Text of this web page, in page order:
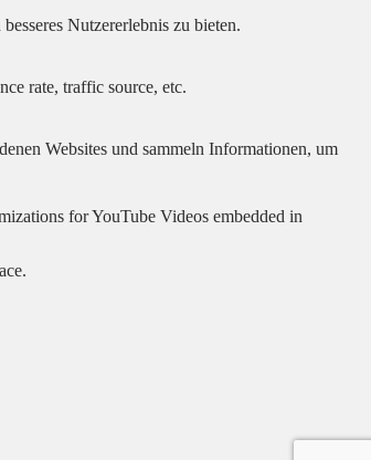
Nutzererlebnis zu bieten.
rate, traffic source, etc.
Websites und sammeln Informationen, um
for YouTube Videos embedded in